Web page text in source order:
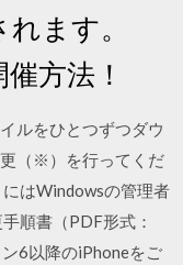
ます。
方法！
ルをひとつずつダウ
（※）を行ってくだ
はWindowsの管理者
順書（PDF形式：
6以降のiPhoneをご